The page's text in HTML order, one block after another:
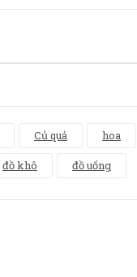
Củ quả hoa
đồ khô đồ uống